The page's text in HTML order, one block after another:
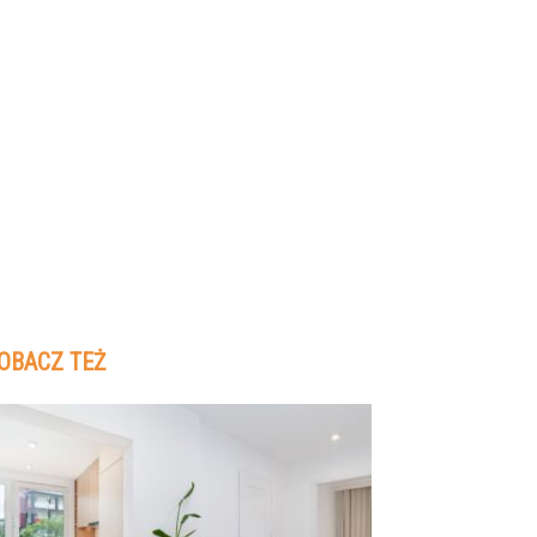
TEŻ